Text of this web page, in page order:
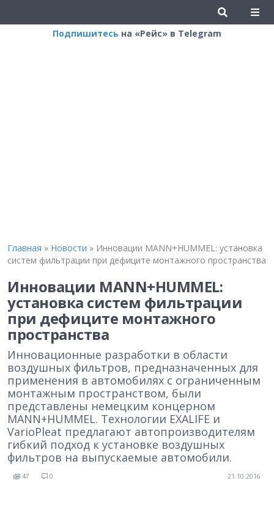
Подпишитесь на «Рейс» в Telegram
Главная » Новости » Инновации MANN+HUMMEL: установка
систем фильтрации при дефиците монтажного пространства
Инновации MANN+HUMMEL:
установка систем фильтрации
при дефиците монтажного
пространства
Инновационные разработки в области
воздушных фильтров, предназначенных для
применения в автомобилях с ограниченным
монтажным пространством, были
представлены немецким концерном
MANN+HUMMEL. Технологии EXALIFE и
VarioPleat предлагают автопроизводителям
гибкий подход к установке воздушных
фильтров на выпускаемые автомобили.
47 0 21.10.2016